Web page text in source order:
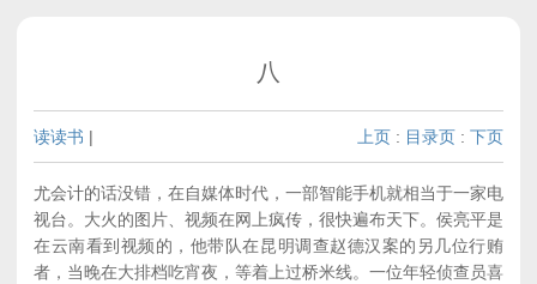
八
读读书 | 上页 : 目录页 : 下页
尤会计的话没错，在自媒体时代，一部智能手机就相当于一家电
视台。大火的图片、视频在网上疯传，很快遍布天下。侯亮平是
在云南看到视频的，他带队在昆明调查赵德汉案的另几位行贿
者，当晚在大排档吃宵夜，等着上过桥米线。一位年轻侦查员喜